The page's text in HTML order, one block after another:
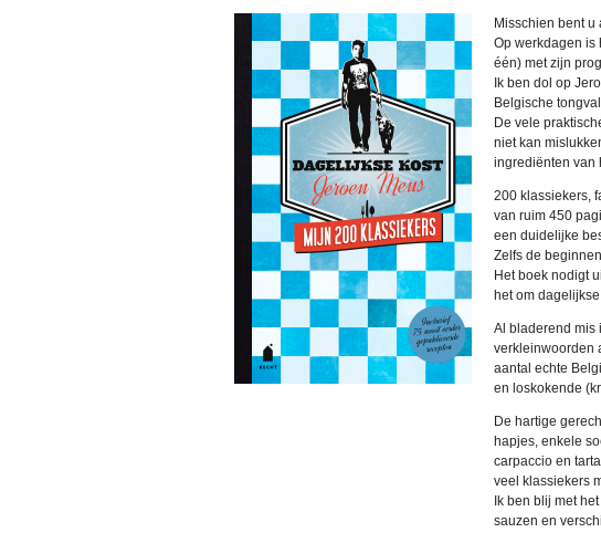
Misschien bent
Op werkdagen is
één) met zijn
Ik ben dol op
Belgische
De vele
niet kan
ingrediënten van
200 klassiekers,
van ruim 450
een duidelijke
Zelfs de
Het boek nodigt
het om
Al bladerend mis
verkleinwoorden
aantal echte
en loskokende
De hartige
hapjes, enkele
carpaccio en
veel klassiekers
Ik ben blij met
sauzen en